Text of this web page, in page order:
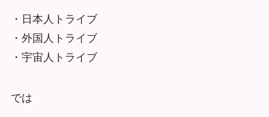
・日本人トライブ
・外国人トライブ
・宇宙人トライブ
では